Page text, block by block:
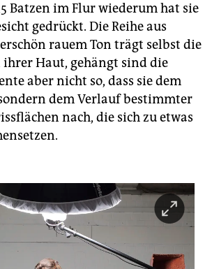
Batzen im Flur wiederum hat sie
gedrückt. Die Reihe aus
rauem Ton trägt selbst die
Haut, gehängt sind die
aber nicht so, dass sie dem
dem Verlauf bestimmter
nach, die sich zu etwas